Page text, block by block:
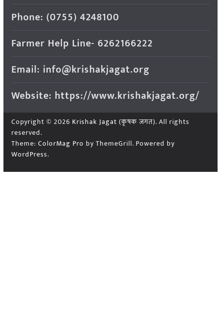
Phone: (0755) 4248100
Farmer Help Line- 6262166222
Email: info@krishakjagat.org
Website: https://www.krishakjagat.org/
Copyright © 2026 Krishak Jagat (कृषक जगत). All rights
reserved.
Theme: ColorMag Pro by ThemeGrill. Powered by
WordPress.